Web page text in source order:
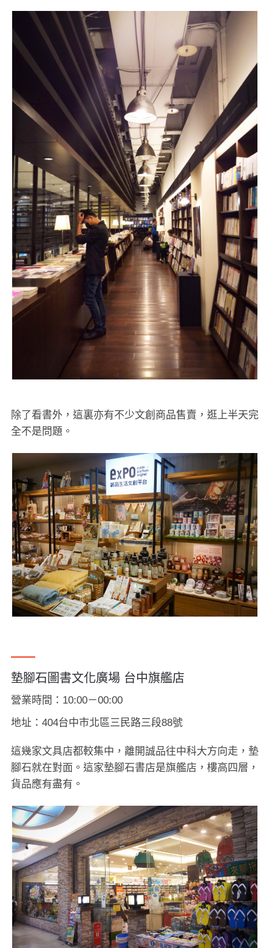
除了看書外，這裏亦有不少文創商品售賣，逛上半天完
全不是問題。
墊腳石圖書文化廣場 台中旗艦店
營業時間：10:00－00:00
地址：404台中市北區三民路三段88號
這幾家文具店都較集中，離開誠品往中科大方向走，墊
腳石就在對面。這家墊腳石書店是旗艦店，樓高四層，
貨品應有盡有。